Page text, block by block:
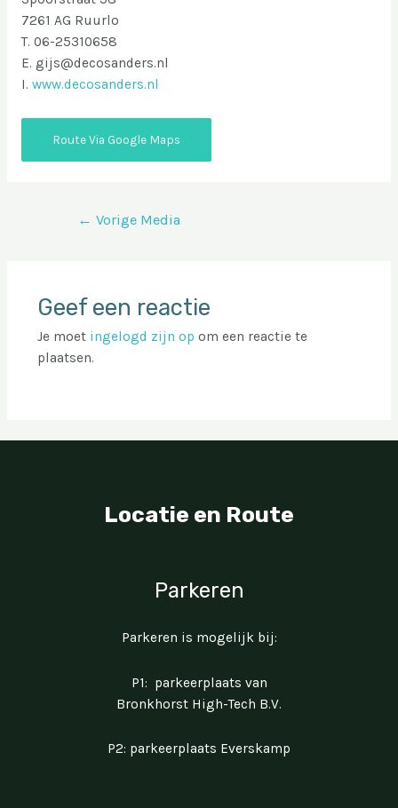
7261 AG Ruurlo
T. 06-25310658
E. gijs@decosanders.nl
I. www.decosanders.nl
Route Via Google Maps
Bericht
← Vorige Media
Geef een reactie
Je moet ingelogd zijn op om een reactie te
plaatsen.
Locatie en Route
Parkeren
Parkeren is mogelijk bij:
P1: parkeerplaats van
Bronkhorst High-Tech B.V.
P2: parkeerplaats Everskamp